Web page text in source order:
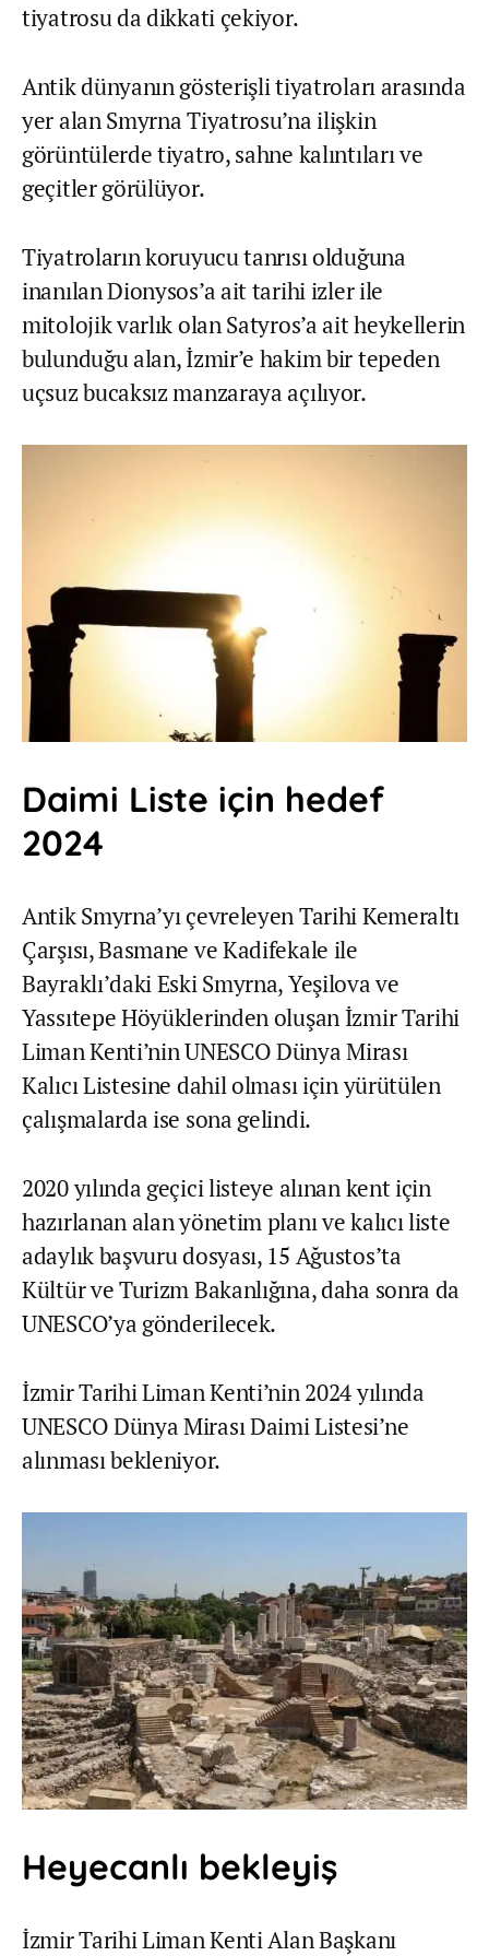
tiyatrosu da dikkati çekiyor.
Antik dünyanın gösterişli tiyatroları arasında
yer alan Smyrna Tiyatrosu’na ilişkin
görüntülerde tiyatro, sahne kalıntıları ve
geçitler görülüyor.
Tiyatroların koruyucu tanrısı olduğuna
inanılan Dionysos’a ait tarihi izler ile
mitolojik varlık olan Satyros’a ait heykellerin
bulunduğu alan, İzmir’e hakim bir tepeden
uçsuz bucaksız manzaraya açılıyor.
Daimi Liste için hedef
2024
Antik Smyrna’yı çevreleyen Tarihi Kemeraltı
Çarşısı, Basmane ve Kadifekale ile
Bayraklı’daki Eski Smyrna, Yeşilova ve
Yassıtepe Höyüklerinden oluşan İzmir Tarihi
Liman Kenti’nin UNESCO Dünya Mirası
Kalıcı Listesine dahil olması için yürütülen
çalışmalarda ise sona gelindi.
2020 yılında geçici listeye alınan kent için
hazırlanan alan yönetim planı ve kalıcı liste
adaylık başvuru dosyası, 15 Ağustos’ta
Kültür ve Turizm Bakanlığına, daha sonra da
UNESCO’ya gönderilecek.
İzmir Tarihi Liman Kenti’nin 2024 yılında
UNESCO Dünya Mirası Daimi Listesi’ne
alınması bekleniyor.
Heyecanlı bekleyiş
İzmir Tarihi Liman Kenti Alan Başkanı